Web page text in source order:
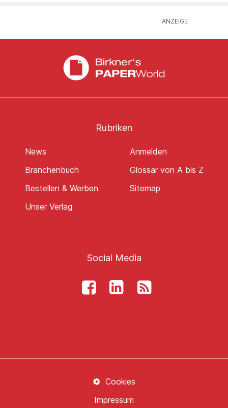
Rubriken
News
Branchenbuch
Bestellen & Werben
Unser Verlag
Anmelden
Glossar von A bis Z
Sitemap
Social Media
Impressum
Cookies